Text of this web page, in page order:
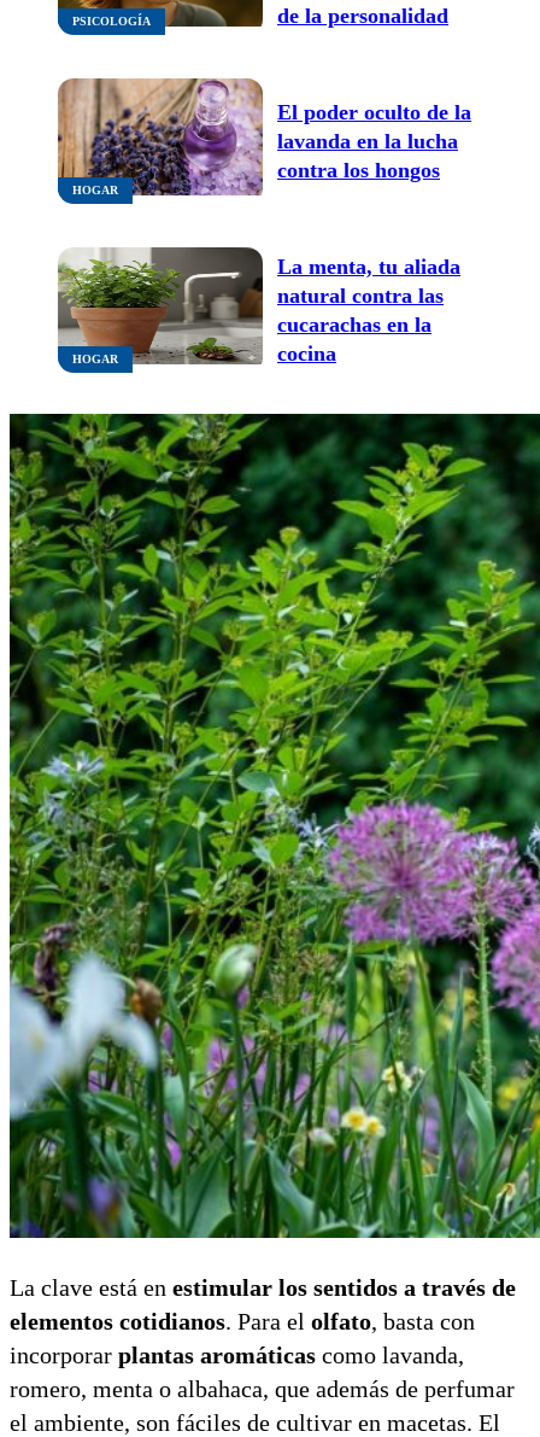
PSICOLOGÍA
de la personalidad
HOGAR
El poder oculto de la
lavanda en la lucha
contra los hongos
HOGAR
La menta, tu aliada
natural contra las
cucarachas en la
cocina
La clave está en estimular los sentidos a través de
elementos cotidianos. Para el olfato, basta con
incorporar plantas aromáticas como lavanda,
romero, menta o albahaca, que además de perfumar
el ambiente, son fáciles de cultivar en macetas. El